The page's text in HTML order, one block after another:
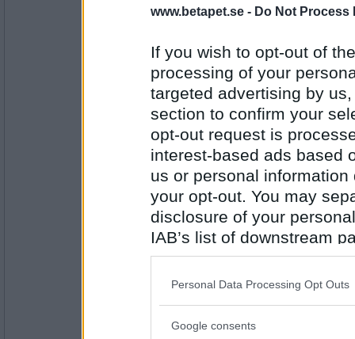
www.betapet.se - Do Not Process
If you wish to opt-out of
processing of your
targeted advertising by
section to confirm your
opt-out request is
interest-based ads based
us or personal
your opt-out. You may
disclosure of your
IAB’s list of downstream
also be disclosed by us
Downstream Participants
Please note that this
Personal Data Processing Opt Outs
Google consents
Miss_Foster
Antal inlägg:
falskt om fötterna ska vara uppåt
Jag brukar klä upp mig inför
den på tv
- Ej medlem längre
falskt
jag äter inte alltid frukost.
- Ej medlem längre